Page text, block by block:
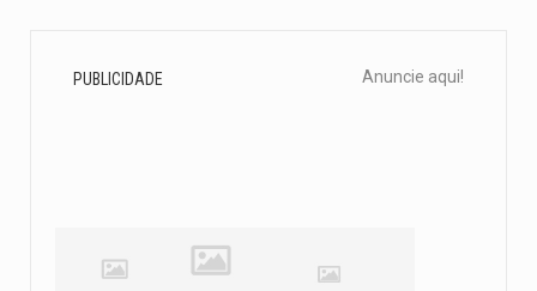
PUBLICIDADE Anuncie aqui!